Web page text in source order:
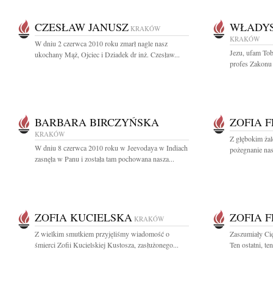
CZESŁAW JANUSZ KRAKÓW
W dniu 2 czerwca 2010 roku zmarł nagle nasz
ukochany Mąż, Ojciec i Dziadek dr inż. Czesław...
KRAKÓW
Jezu, ufam
profes
BARBARA BIRCZYŃSKA
KRAKÓW
W dniu 8 czerwca 2010 roku w Jeevodaya w Indiach
zasnęła w Panu i została tam pochowana nasza...
ZOFIA
Z głębokim
pożegnanie
ZOFIA KUCIELSKA KRAKÓW
Z wielkim smutkiem przyjęliśmy wiadomość o
śmierci Zofii Kucielskiej Kustosza, zasłużonego...
ZOFIA
Zaszumiały
Ten ostatni,